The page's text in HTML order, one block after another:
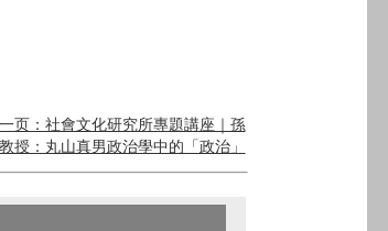
页：社會文化研究所專題講座｜孫
授：丸山真男政治學中的「政治」